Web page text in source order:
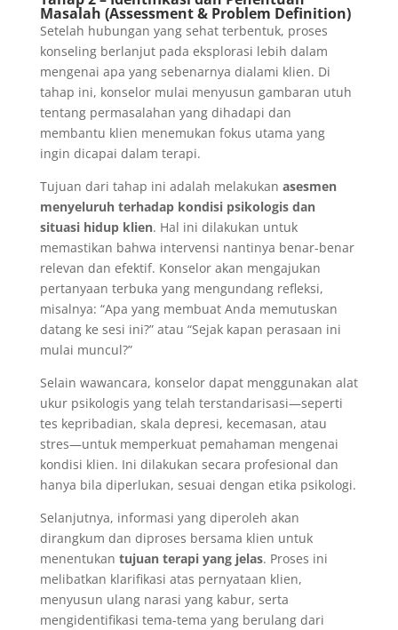
Masalah (Assessment & Problem Definition)
Setelah hubungan yang sehat terbentuk, proses
konseling berlanjut pada eksplorasi lebih dalam
mengenai apa yang sebenarnya dialami klien. Di
tahap ini, konselor mulai menyusun gambaran utuh
tentang permasalahan yang dihadapi dan
membantu klien menemukan fokus utama yang
ingin dicapai dalam terapi.
Tujuan dari tahap ini adalah melakukan asesmen
menyeluruh terhadap kondisi psikologis dan
situasi hidup klien. Hal ini dilakukan untuk
memastikan bahwa intervensi nantinya benar-benar
relevan dan efektif. Konselor akan mengajukan
pertanyaan terbuka yang mengundang refleksi,
misalnya: “Apa yang membuat Anda memutuskan
datang ke sesi ini?” atau “Sejak kapan perasaan ini
mulai muncul?”
Selain wawancara, konselor dapat menggunakan alat
ukur psikologis yang telah terstandarisasi—seperti
tes kepribadian, skala depresi, kecemasan, atau
stres—untuk memperkuat pemahaman mengenai
kondisi klien. Ini dilakukan secara profesional dan
hanya bila diperlukan, sesuai dengan etika psikologi.
Selanjutnya, informasi yang diperoleh akan
dirangkum dan diproses bersama klien untuk
menentukan tujuan terapi yang jelas. Proses ini
melibatkan klarifikasi atas pernyataan klien,
menyusun ulang narasi yang kabur, serta
mengidentifikasi tema-tema yang berulang dari